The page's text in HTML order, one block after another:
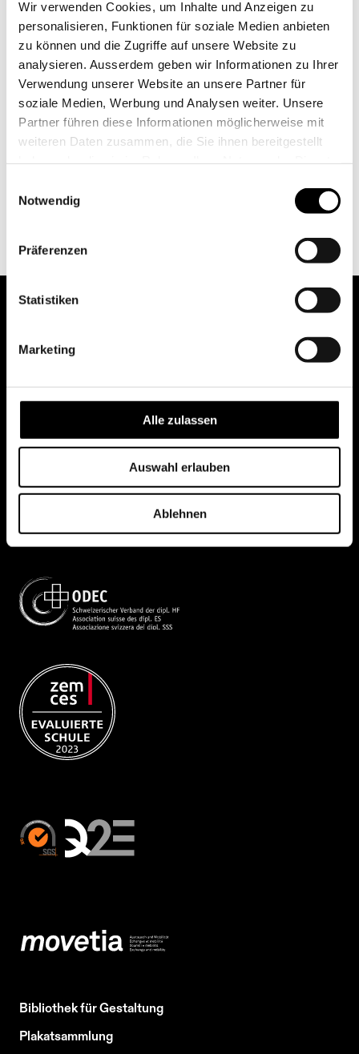
Wir verwenden Cookies, um Inhalte und Anzeigen zu
personalisieren, Funktionen für soziale Medien anbieten
zu können und die Zugriffe auf unsere Website zu
analysieren. Ausserdem geben wir Informationen zu Ihrer
Verwendung unserer Website an unsere Partner für
soziale Medien, Werbung und Analysen weiter. Unsere
Partner führen diese Informationen möglicherweise mit
weiteren Daten zusammen, die Sie ihnen bereitgestellt
Notwendig
Präferenzen
Statistiken
Marketing
Alle zulassen
Auswahl erlauben
Ablehnen
Bibliothek für Gestaltung
Plakatsammlung